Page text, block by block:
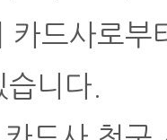
드사로부
니다.